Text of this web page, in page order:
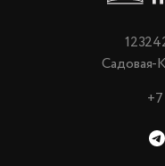
Садовая-